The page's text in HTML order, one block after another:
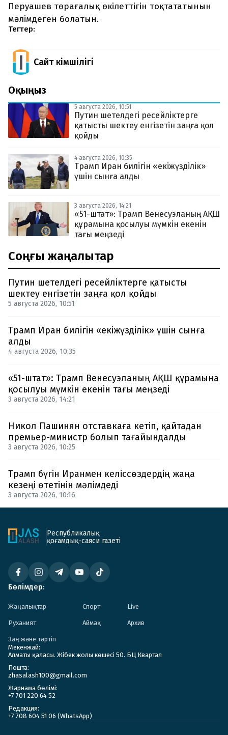
Перуашев төрағалық өкілеттігін тоқтататынын
мәлімдеген болатын.
Тегтер:
Сайт Әкімшілігі
Оқыңыз
5 августа 2026, 10:51
Путин шетелдегі ресейліктерге
қатысты шектеу енгізетін заңға қол
қойды
4 августа 2026, 10:35
Трамп Иран билігін «екіжүзділік»
үшін сынға алды
3 августа 2026, 14:21
«51-штат»: Трамп Венесуэланың АҚШ
құрамына қосылуы мүмкін екенін
тағы меңзеді
Соңғы жаңалықтар
Путин шетелдегі ресейліктерге қатысты
шектеу енгізетін заңға қол қойды
5 августа 2026, 10:51
Трамп Иран билігін «екіжүзділік» үшін сынға
алды
4 августа 2026, 10:35
«51-штат»: Трамп Венесуэланың АҚШ құрамына
қосылуы мүмкін екенін тағы меңзеді
3 августа 2026, 14:21
Никол Пашинян отставкаға кетіп, қайтадан
премьер-министр болып тағайындалды
3 августа 2026, 10:25
Трамп бүгін Иранмен келіссөздердің жаңа
кезеңі өтетінін мәлімдеді
3 августа 2026, 10:16
Республикалық
қоғамдық-саяси газеті
Бөлімдер:
Жаңалықтар Спорт Live
Руханият Аймақ Архив
Заң және тәртіп
Мекенжай:
Алматы қаласы. Жібек жолы көшесі 50. БЦ Квартал
Пошта:
zhasalash100@gmail.com
Жарнама бөлімі:
+7 701 220 64 52
Редакция:
+7 708 604 51 06 (WhatsApp)